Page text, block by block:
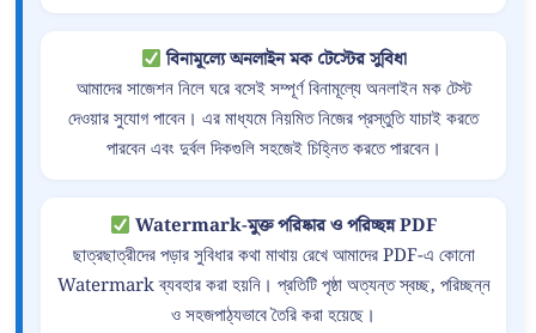
বিনামূল্যে অনলাইন মক টেস্টের সুবিধা
আমাদের সাজেশন নিলে ঘরে বসেই সম্পূর্ণ বিনামূল্যে অনলাইন মক টেস্ট
দেওয়ার সুযোগ পাবেন। এর মাধ্যমে নিয়মিত নিজের প্রস্তুতি যাচাই করতে
পারবেন এবং দুর্বল দিকগুলি সহজেই চিহ্নিত করতে পারবেন।
Watermark-মুক্ত পরিষ্কার ও পরিচ্ছন্ন PDF
ছাত্রছাত্রীদের পড়ার সুবিধার কথা মাথায় রেখে আমাদের PDF-এ কোনো
Watermark ব্যবহার করা হয়নি। প্রতিটি পৃষ্ঠা অত্যন্ত স্বচ্ছ, পরিচ্ছন্ন
ও সহজপাঠ্যভাবে তৈরি করা হয়েছে।